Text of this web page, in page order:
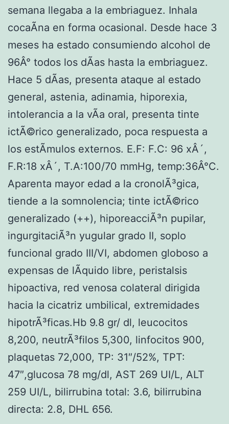
semana llegaba a la embriaguez. Inhala
cocaÃ­na en forma ocasional. Desde hace 3
meses ha estado consumiendo alcohol de
96Â° todos los dÃ­as hasta la embriaguez.
Hace 5 dÃ­as, presenta ataque al estado
general, astenia, adinamia, hiporexia,
intolerancia a la vÃ­a oral, presenta tinte
ictÃ©rico generalizado, poca respuesta a
los estÃ­mulos externos. E.F: F.C: 96 xÂ´,
F.R:18 xÂ´, T.A:100/70 mmHg, temp:36Â°C.
Aparenta mayor edad a la cronolÃ³gica,
tiende a la somnolencia; tinte ictÃ©rico
generalizado (++), hiporeacciÃ³n pupilar,
ingurgitaciÃ³n yugular grado II, soplo
funcional grado III/VI, abdomen globoso a
expensas de lÃ­quido libre, peristalsis
hipoactiva, red venosa colateral dirigida
hacia la cicatriz umbilical, extremidades
hipotrÃ³ficas.Hb 9.8 gr/ dl, leucocitos
8,200, neutrÃ³filos 5,300, linfocitos 900,
plaquetas 72,000, TP: 31″/52%, TPT:
47″,glucosa 78 mg/dl, AST 269 UI/L, ALT
259 UI/L, bilirrubina total: 3.6, bilirrubina
directa: 2.8, DHL 656.